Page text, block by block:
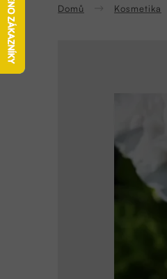
Domů Kosmetika